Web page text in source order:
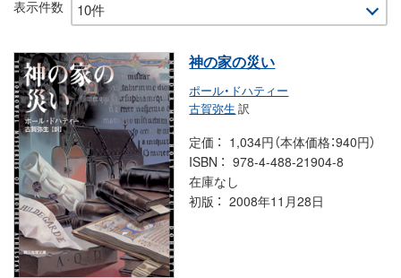
表示件数
神の家の災い
ポール・ドハティー
古賀弥生 訳
定価
1,034円（本体価格：940円）
ISBN
978-4-488-21904-8
在庫なし
初版
2008年11月28日